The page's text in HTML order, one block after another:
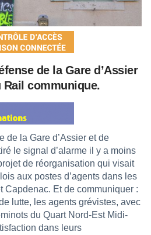
de la Gare d’Assier
communique.
de la Gare d’Assier et de
le signal d’alarme il y a moins
de réorganisation qui visait
aux postes d’agents dans les
Capdenac. Et de communiquer :
lutte, les agents grévistes, avec
du Quart Nord-Est Midi-
dans leurs